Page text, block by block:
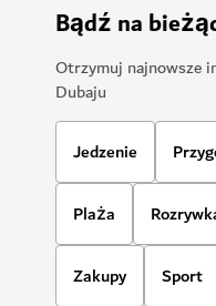
Bądź na
Otrzymuj najnowsze
Dubaju
Jedzenie
Plaża
Zakupy Sport